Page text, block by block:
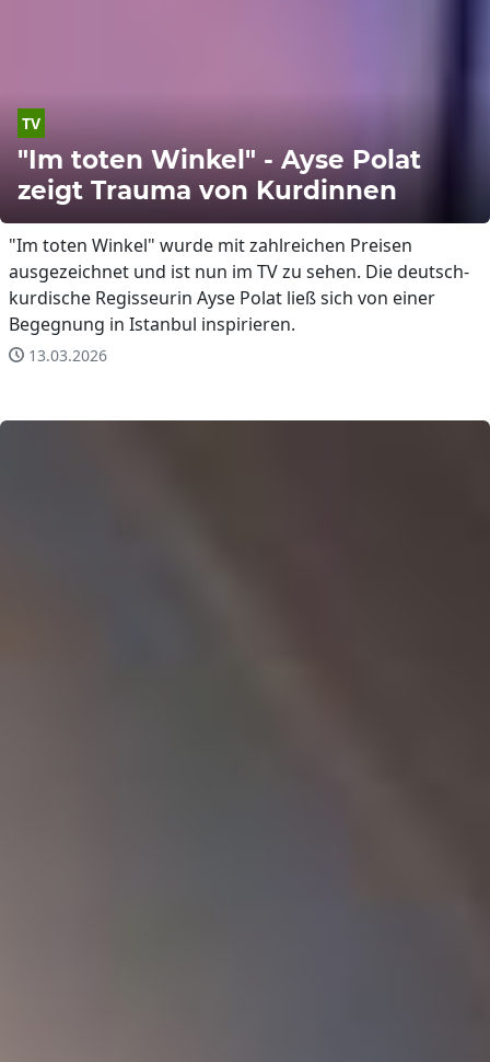
TV
"Im toten Winkel" - Ayse Polat
zeigt Trauma von Kurdinnen
"Im toten Winkel" wurde mit zahlreichen Preisen
ausgezeichnet und ist nun im TV zu sehen. Die deutsch-
kurdische Regisseurin Ayse Polat ließ sich von einer
Begegnung in Istanbul inspirieren.
13.03.2026